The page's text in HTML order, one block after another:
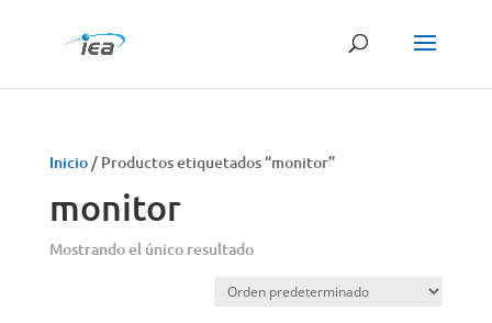
Inicio/ Productos etiquetados “monitor”
monitor
Mostrando el único resultado